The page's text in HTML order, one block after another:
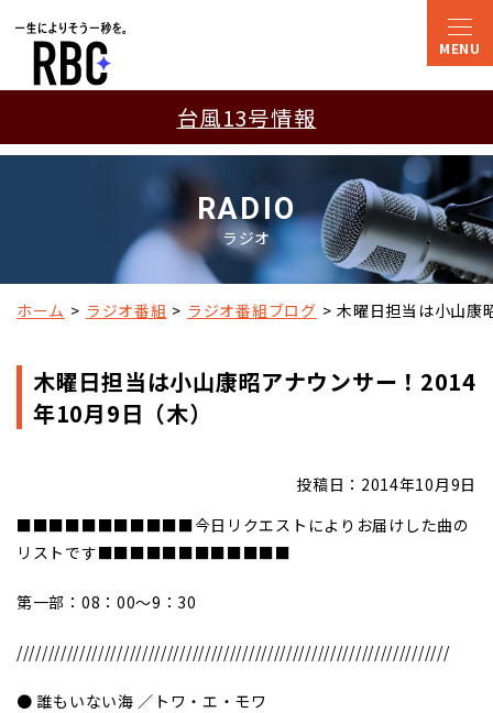
台風13号情報
RADIO
ラジオ
ホーム ラジオ番組 ラジオ番組ブログ 木曜日担当は小山康
木曜日担当は小山康昭アナウンサー！2014
年10月9日（木）
投稿日：2014年10月9日
■■■■■■■■■■■今日リクエストによりお届けした曲の
リストです■■■■■■■■■■■■
第一部：08：00～9：30
/////////////////////////////////////////////////////////////////////
● 誰もいない海 ／トワ・エ・モワ